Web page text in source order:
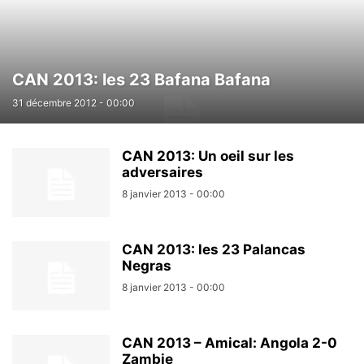
CAN 2013: les 23 Bafana Bafana
31 décembre 2012 - 00:00
CAN 2013: Un oeil sur les
adversaires
8 janvier 2013 - 00:00
CAN 2013: les 23 Palancas
Negras
8 janvier 2013 - 00:00
CAN 2013 – Amical: Angola 2-0
Zambie